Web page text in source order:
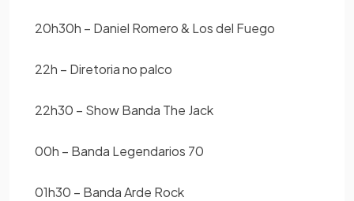
20h30h – Daniel Romero & Los del Fuego
22h – Diretoria no palco
22h30 – Show Banda The Jack
00h – Banda Legendarios 70
01h30 – Banda Arde Rock